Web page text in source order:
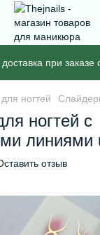
при заказе
ногтей
ногтей с
линиями
отзыв